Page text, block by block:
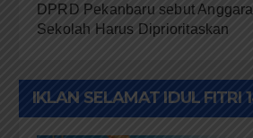
DPRD Pekanbaru sebut
Sekolah Harus Diprioritaskan
IKLAN SELAMAT IDUL FITRI